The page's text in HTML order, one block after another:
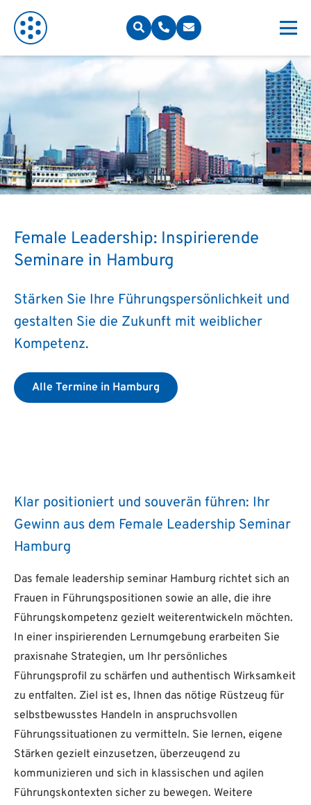
Female Leadership: Inspirierende
Seminare in Hamburg
Stärken Sie Ihre Führungspersönlichkeit und
gestalten Sie die Zukunft mit weiblicher
Kompetenz.
Alle Termine in Hamburg
Klar positioniert und souverän führen: Ihr
Gewinn aus dem Female Leadership Seminar
Hamburg
Das female leadership seminar Hamburg richtet sich an
Frauen in Führungspositionen sowie an alle, die ihre
Führungskompetenz gezielt weiterentwickeln möchten.
In einer inspirierenden Lernumgebung erarbeiten Sie
praxisnahe Strategien, um Ihr persönliches
Führungsprofil zu schärfen und authentisch Wirksamkeit
zu entfalten. Ziel ist es, Ihnen das nötige Rüstzeug für
selbstbewusstes Handeln in anspruchsvollen
Führungssituationen zu vermitteln. Sie lernen, eigene
Stärken gezielt einzusetzen, überzeugend zu
kommunizieren und sich in klassischen und agilen
Führungskontexten sicher zu bewegen. Weitere